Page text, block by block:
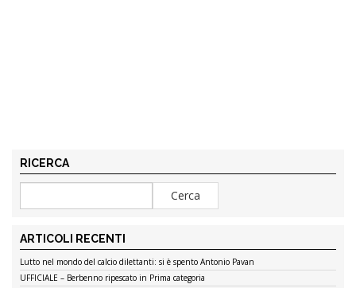
RICERCA
ARTICOLI RECENTI
Lutto nel mondo del calcio dilettanti: si è spento Antonio Pavan
UFFICIALE – Berbenno ripescato in Prima categoria